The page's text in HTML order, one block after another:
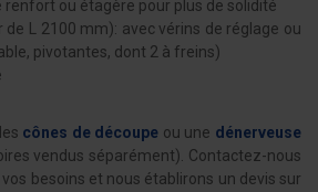
renfort ou étagère pour plus de solidité
L 2100 mm): avec vérins de réglage ou
pivotantes, dont 2 à freins)
cônes de découpe ou une dénerveuse
vendus séparément). Contactez-nous
besoins et nous établirons un devis sur